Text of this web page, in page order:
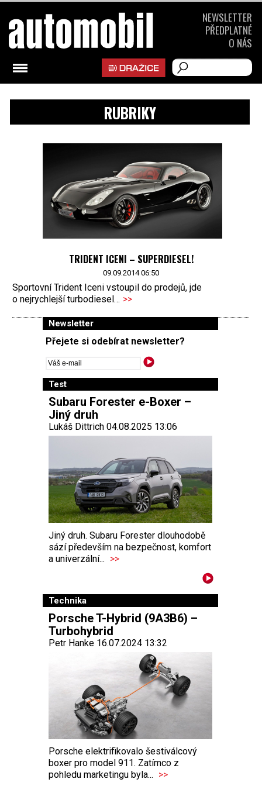
RUBRIKY
TRIDENT ICENI – SUPERDIESEL!
09.09.2014 06:50
Sportovní Trident Iceni vstoupil do prodejů, jde
o nejrychlejší turbodiesel… >>
Newsletter
Přejete si odebírat newsletter?
Test
Subaru Forester e-Boxer –
Jiný druh
Lukáš Dittrich 04.08.2025 13:06
Jiný druh. Subaru Forester dlouhodobě
sází především na bezpečnost, komfort
a univerzální... >>
Technika
Porsche T-Hybrid (9A3B6) –
Turbohybrid
Petr Hanke 16.07.2024 13:32
Porsche elektrifikovalo šestiválcový
boxer pro model 911. Zatímco z
pohledu marketingu byla... >>
NEWSLETTER
PŘEDPLATNÉ
O NÁS